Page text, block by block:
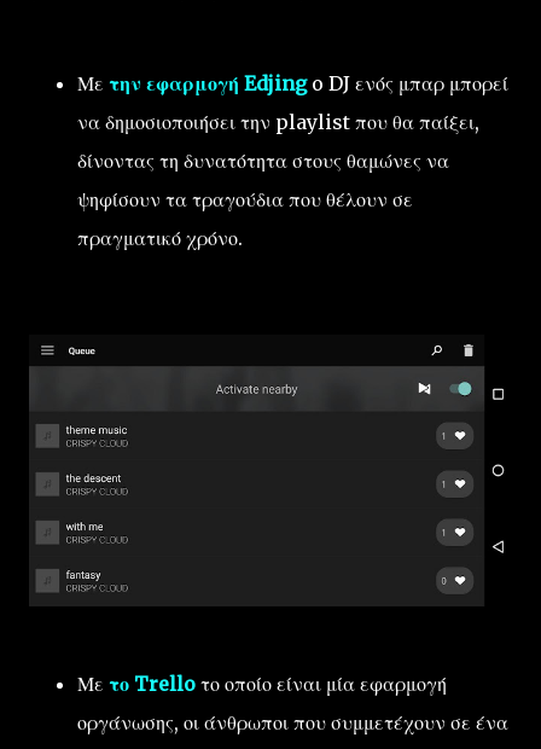
Με την εφαρμογή Edjingo DJ ενός μπαρ μπορεί
να δημοσιοποιήσει την playlist που θα παίξει,
δίνοντας τη δυνατότητα στους θαμώνες να
ψηφίσουν τα τραγούδια που θέλουν σε
πραγματικό χρόνο.
Με το Trello το οποίο είναι μία εφαρμογή
οργάνωσης, οι άνθρωποι που συμμετέχουν σε ένα